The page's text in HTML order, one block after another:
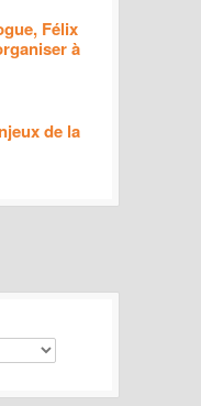
Félix
à
de la